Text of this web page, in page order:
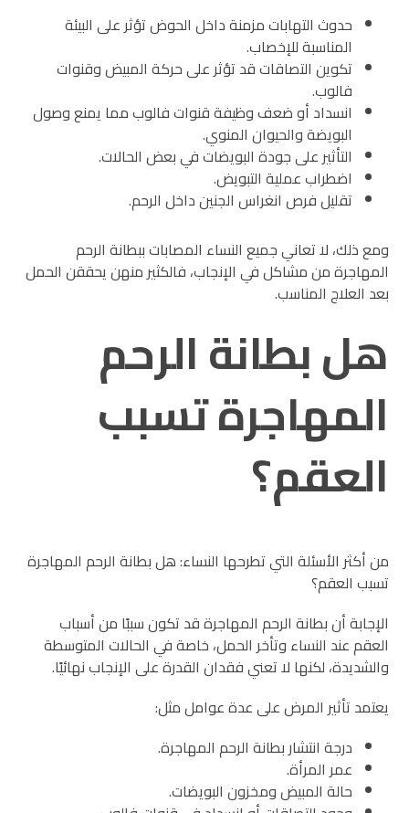
حدوث التهابات مزمنة داخل الحوض تؤثر على البيئة
المناسبة للإخصاب.
تكوين التصاقات قد تؤثر على حركة المبيض وقنوات
فالوب.
انسداد أو ضعف وظيفة قنوات فالوب مما يمنع وصول
البويضة والحيوان المنوي.
التأثير على جودة البويضات في بعض الحالات.
اضطراب عملية التبويض.
تقليل فرص انغراس الجنين داخل الرحم.
ومع ذلك، لا تعاني جميع النساء المصابات ببطانة الرحم
المهاجرة من مشاكل في الإنجاب، فالكثير منهن يحققن الحمل
بعد العلاج المناسب.
هل بطانة الرحم
المهاجرة تسبب
العقم؟
من أكثر الأسئلة التي تطرحها النساء: هل بطانة الرحم المهاجرة
تسبب العقم؟
الإجابة أن بطانة الرحم المهاجرة قد تكون سببًا من أسباب
العقم عند النساء وتأخر الحمل، خاصة في الحالات المتوسطة
والشديدة، لكنها لا تعني فقدان القدرة على الإنجاب نهائيًا.
يعتمد تأثير المرض على عدة عوامل مثل:
درجة انتشار بطانة الرحم المهاجرة.
عمر المرأة.
حالة المبيض ومخزون البويضات.